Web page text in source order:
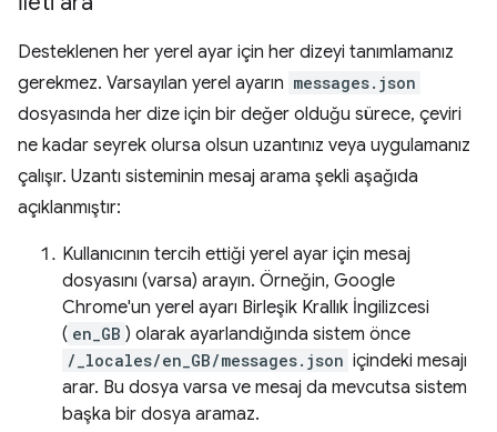
Desteklenen her yerel ayar için her dizeyi tanımlamanız
gerekmez. Varsayılan yerel ayarın messages.json
dosyasında her dize için bir değer olduğu sürece, çeviri
ne kadar seyrek olursa olsun uzantınız veya uygulamanız
çalışır. Uzantı sisteminin mesaj arama şekli aşağıda
açıklanmıştır:
Kullanıcının tercih ettiği yerel ayar için mesaj
dosyasını (varsa) arayın. Örneğin, Google
Chrome'un yerel ayarı Birleşik Krallık İngilizcesi
( en_GB ) olarak ayarlandığında sistem önce
/_locales/en_GB/messages.json içindeki mesajı
arar. Bu dosya varsa ve mesaj da mevcutsa sistem
başka bir dosya aramaz.